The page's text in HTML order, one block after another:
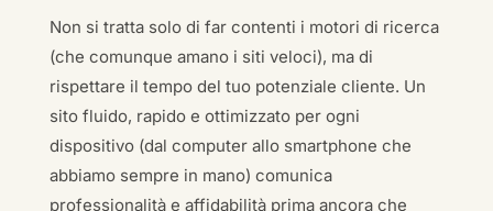
Non si tratta solo di far contenti i motori di ricerca
(che comunque amano i siti veloci), ma di
rispettare il tempo del tuo potenziale cliente. Un
sito fluido, rapido e ottimizzato per ogni
dispositivo (dal computer allo smartphone che
abbiamo sempre in mano) comunica
professionalità e affidabilità prima ancora che